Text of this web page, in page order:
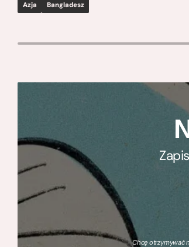
Azja Bangladesz
Chcę otrzymywać